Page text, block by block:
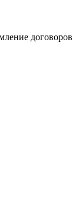
договоров